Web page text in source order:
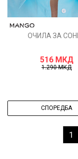
ОЧИЛА ЗА
516 МКД
1.290МКД
СПОРЕДБА
1